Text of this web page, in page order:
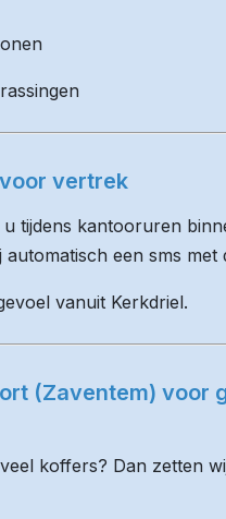
vertrek
tijdens kantooruren
een sms met
vanuit Kerkdriel.
(Zaventem) voor
koffers? Dan zetten